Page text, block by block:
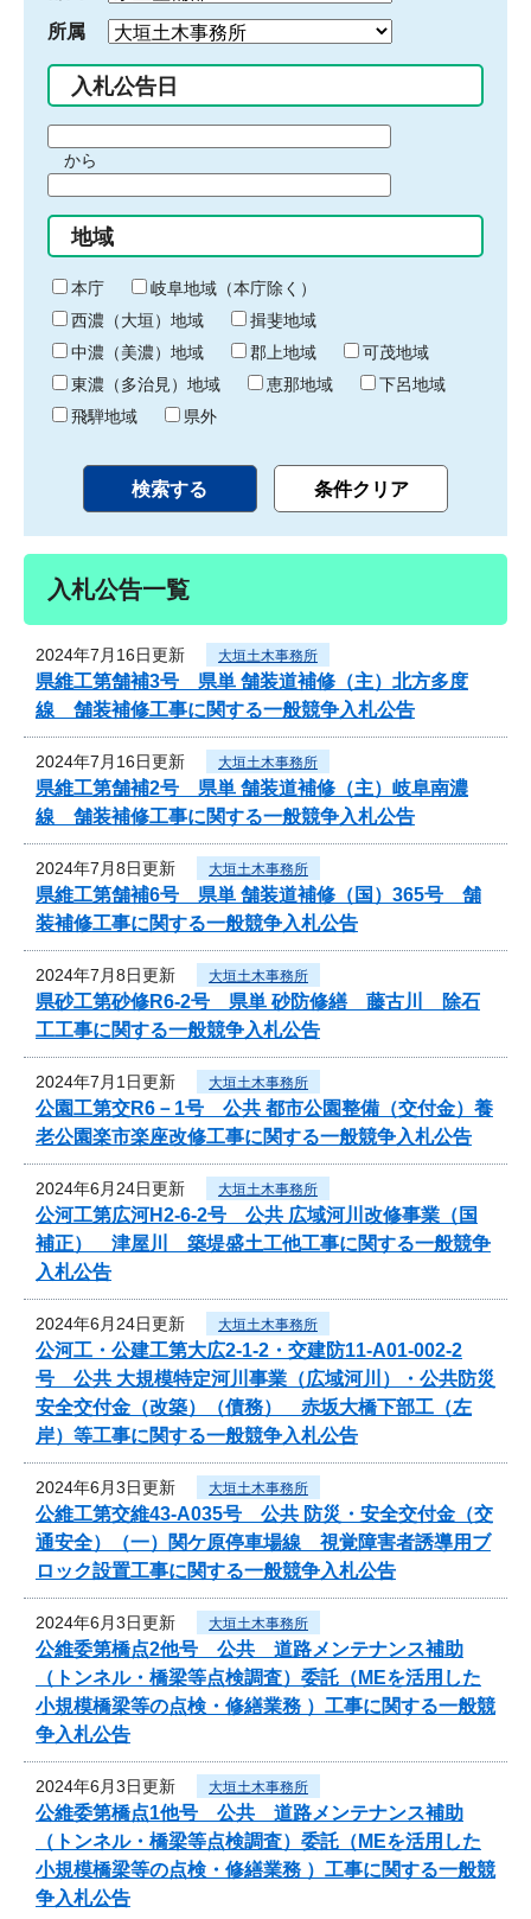
所属
入札公告日
間
始
り
から
間
終
わ
り
地域
本庁
岐阜地域（本庁除く）
西濃（大垣）地域
揖斐地域
中濃（美濃）地域
郡上地域
可茂地域
東濃（多治見）地域
恵那地域
下呂地域
飛騨地域
県外
入札公告一覧
2024年7月16日更新 大垣土木事務所
県維工第舗補3号 県単 舗装道補修（主）北方多度
線 舗装補修工事に関する一般競争入札公告
2024年7月16日更新 大垣土木事務所
県維工第舗補2号 県単 舗装道補修（主）岐阜南濃
線 舗装補修工事に関する一般競争入札公告
2024年7月8日更新 大垣土木事務所
県維工第舗補6号 県単 舗装道補修（国）365号 舗
装補修工事に関する一般競争入札公告
2024年7月8日更新 大垣土木事務所
県砂工第砂修R6-2号 県単 砂防修繕 藤古川 除石
工工事に関する一般競争入札公告
2024年7月1日更新 大垣土木事務所
公園工第交R6－1号 公共 都市公園整備（交付金）養
老公園楽市楽座改修工事に関する一般競争入札公告
2024年6月24日更新 大垣土木事務所
公河工第広河H2-6-2号 公共 広域河川改修事業（国
補正） 津屋川 築堤盛土工他工事に関する一般競争
入札公告
2024年6月24日更新 大垣土木事務所
公河工・公建工第大広2-1-2・交建防11-A01-002-2
号 公共 大規模特定河川事業（広域河川）・公共防災
安全交付金（改築）（債務） 赤坂大橋下部工（左
岸）等工事に関する一般競争入札公告
2024年6月3日更新 大垣土木事務所
公維工第交維43-A035号 公共 防災・安全交付金（交
通安全）（一）関ケ原停車場線 視覚障害者誘導用ブ
ロック設置工事に関する一般競争入札公告
2024年6月3日更新 大垣土木事務所
公維委第橋点2他号 公共 道路メンテナンス補助
（トンネル・橋梁等点検調査）委託（MEを活用した
小規模橋梁等の点検・修繕業務 ）工事に関する一般競
争入札公告
2024年6月3日更新 大垣土木事務所
公維委第橋点1他号 公共 道路メンテナンス補助
（トンネル・橋梁等点検調査）委託（MEを活用した
小規模橋梁等の点検・修繕業務 ）工事に関する一般競
争入札公告